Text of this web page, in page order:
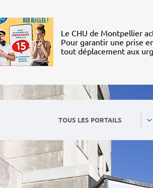
Le CHU de Montpellier
Pour garantir une prise
tout déplacement aux
TOUS LES PORTAILS